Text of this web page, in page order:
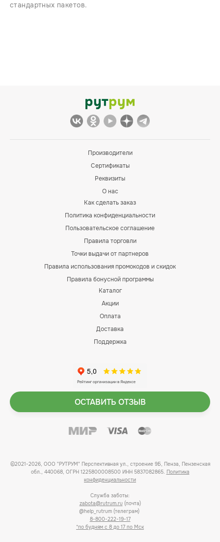
стандартных пакетов.
Производители
Сертификаты
Реквизиты
О нас
Как сделать заказ
Политика конфиденциальности
Пользовательское соглашение
Правила торговли
Точки выдачи от партнеров
Правила использования промокодов и скидок
Правила бонусной программы
Каталог
Акции
Оплата
Доставка
Поддержка
ОСТАВИТЬ ОТЗЫВ
©2021-2026, ООО "РУТРУМ" Перспективная ул., строение 9Б, Пенза, Пензенская
обл., 440068, ОГРН 1225800008500 ИНН 5837082865. Политика
конфиденциальности
Служба заботы:
zabota@rutrum.ru (почта)
@help_rutrum (телеграм)
8-800-222-19-17
*по будням с 8 до 17 по Мск